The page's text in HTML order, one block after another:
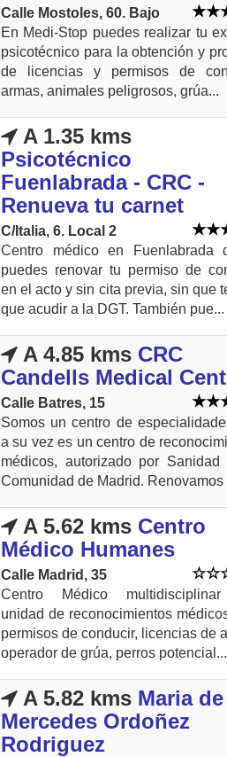
Calle Mostoles, 60. Bajo
En Medi-Stop puedes realizar tu
psicotécnico para la obtención y
de licencias y permisos de
armas, animales peligrosos, grúa...
A 1.35 kms
Psicotécnico
Fuenlabrada - CRC -
Renueva tu carnet
C/Italia, 6. Local 2
Centro médico en Fuenlabrada
puedes renovar tu permiso de
en el acto y sin cita previa, sin que
que acudir a la DGT. También pue...
A 4.85 kms CRC
Candells Medical
Calle Batres, 15
Somos un centro de
a su vez es un centro de
médicos, autorizado por
Comunidad de Madrid. Renovamos
A 5.62 kms Centro
Médico Humanes
Calle Madrid, 35
Centro Médico
unidad de reconocimientos
permisos de conducir, licencias de
operador de grúa, perros potencial...
A 5.82 kms Maria
Mercedes Ordoñez
Rodriguez